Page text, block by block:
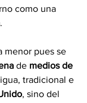
como una
.
menor pues se
de medios de
tradicional e
, sino del